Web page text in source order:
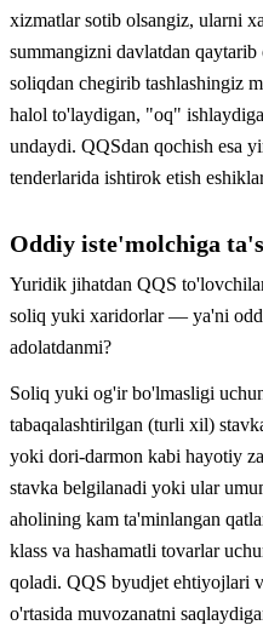
xizmatlar sotib olsangiz, ularni
summangizni davlatdan
soliqdan chegirib tashlashingiz
halol to'laydigan, "oq"
undaydi. QQSdan qochish esa
tenderlarida ishtirok etish
Oddiy iste'molchiga
Yuridik jihatdan QQS
soliq yuki xaridorlar — ya'ni
adolatdanmi?
Soliq yuki og'ir bo'lmasligi
tabaqalashtirilgan (turli xil)
yoki dori-darmon kabi hayotiy
stavka belgilanadi yoki ular
aholining kam ta'minlangan
klass va hashamatli tovarlar
qoladi. QQS byudjet ehtiyojlari
o'rtasida muvozanatni